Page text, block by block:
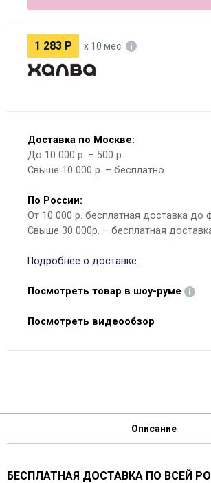
1 283 Р х 10 мес
Доставка по Москве:
До 10 000 р. – 500 р.
Свыше 10 000 р. – бесплатно
По России:
От 10 000 р. бесплатная доставка до
Свыше 30 000р. – бесплатная
Подробнее о доставке.
Посмотреть товар в шоу-руме
Посмотреть видеообзор
Описание
БЕСПЛАТНАЯ ДОСТАВКА ПО ВСЕЙ